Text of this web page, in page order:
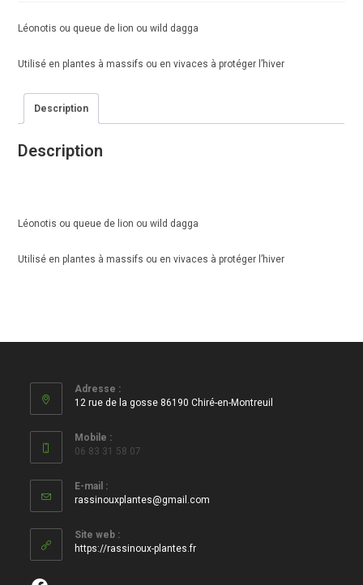
Léonotis ou queue de lion ou wild dagga
Utilisé en plantes à massifs ou en vivaces à protéger l’hiver
Description
Description
Léonotis ou queue de lion ou wild dagga
Utilisé en plantes à massifs ou en vivaces à protéger l’hiver
Adresse :
12 rue de la gosse 86190 Chiré-en-Montreuil
Mobile :
06 83 31 58 07
E-mail :
rassinouxplantes@gmail.com
Site web :
https://rassinoux-plantes.fr